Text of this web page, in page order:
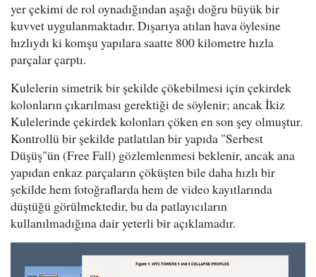
yer çekimi de rol oynadığından aşağı doğru büyük bir
kuvvet uygulanmaktadır. Dışarıya atılan hava öylesine
hızlıydı ki komşu yapılara saatte 800 kilometre hızla
parçalar çarptı.
Kulelerin simetrik bir şekilde çökebilmesi için çekirdek
kolonların çıkarılması gerektiği de söylenir; ancak İkiz
Kulelerinde çekirdek kolonları çöken en son şey olmuştur.
Kontrollü bir şekilde patlatılan bir yapıda "Serbest
Düşüş"ün (Free Fall) gözlemlenmesi beklenir, ancak ana
yapıdan enkaz parçaların çöküşten bile daha hızlı bir
şekilde hem fotoğraflarda hem de video kayıtlarında
düştüğü görülmektedir, bu da patlayıcıların
kullanılmadığına dair yeterli bir açıklamadır.